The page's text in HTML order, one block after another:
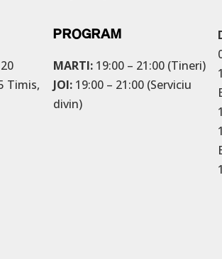
Timis,
PROGRAM
MARTI: 19:00 – 21:00 (Tineri)
JOI: 19:00 – 21:00 (Serviciu
divin)